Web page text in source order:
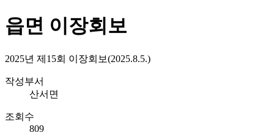
읍면 이장회보
2025년 제15회 이장회보(2025.8.5.)
작성부서
산서면
조회수
809